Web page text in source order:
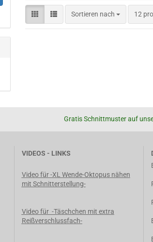
Sortieren nach 12
Gratis Schnittmuster auf
VIDEOS - LINKS
Video für -XL Wende-Oktopus nähen
mit Schnitterstellung-
Video für -Täschchen mit extra
Reißverschlussfach-